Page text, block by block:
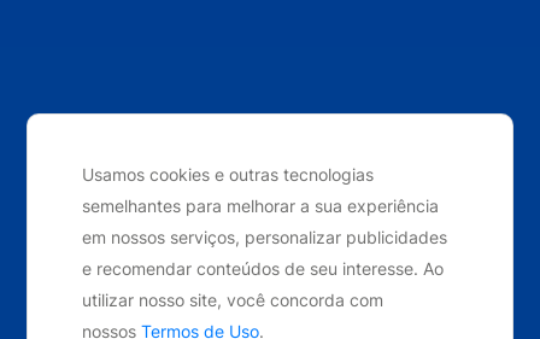
Usamos cookies e outras tecnologias
semelhantes para melhorar a sua experiência
em nossos serviços, personalizar publicidades
e recomendar conteúdos de seu interesse. Ao
utilizar nosso site, você concorda com
nossosTermos de Uso.
reservados. 2024
Desenvolvido por Elo Ideias